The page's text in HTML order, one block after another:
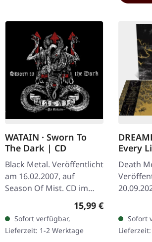
WATAIN · Sworn To
The Dark | CD
Black Metal. Veröffentlicht
am 16.02.2007, auf
Season Of Mist. CD im
Jewelcase. Watain's
"Sworn to the Dark" ist
eine erschütternde Reise
durch die…
Regulärer Preis:
15,99 €
Sofort verfügbar,
Lieferzeit: 1-2 Werktage
Every
Flood |
GOLD
Death
Vinyl.
of the
Sofort